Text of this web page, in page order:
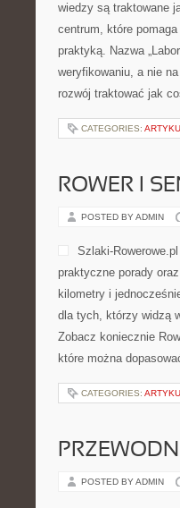
wiedzy są traktowane
centrum, które
praktyką. Nazwa
weryfikowaniu, a nie
rozwój traktować jak
CATEGORIES:
ROWER I
POSTED BY ADMIN
Szlaki-
praktyczne porady
kilometry i
dla tych, którzy widzą
Zobacz koniecznie
które można
CATEGORIES:
POSTED BY ADMIN